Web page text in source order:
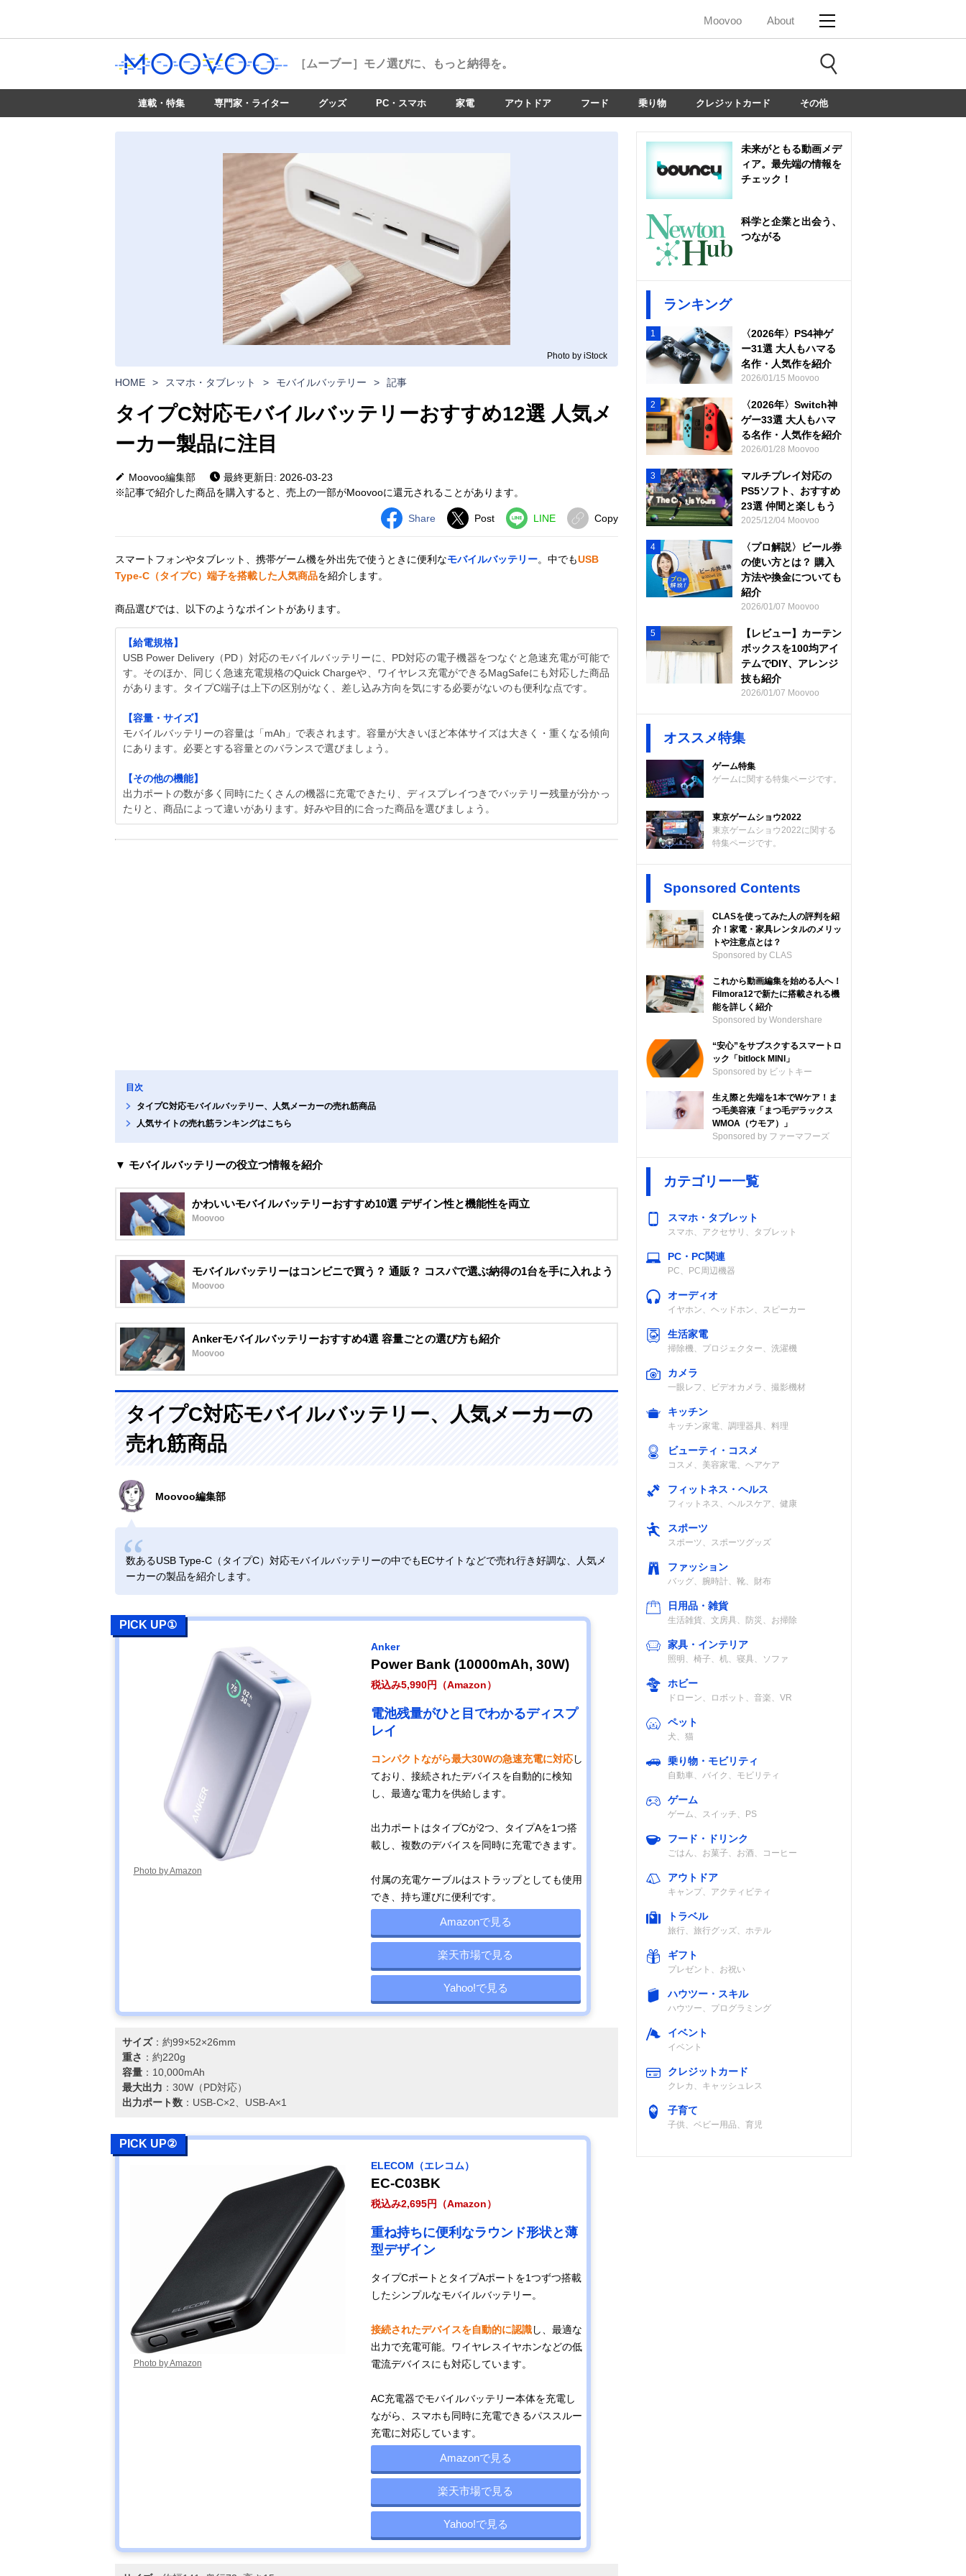
Moovoo About
［ムーブー］ モノ選びに、もっと納得を。
連載・特集 専門家・ライター グッズ PC・スマホ 家電 アウトドア フード 乗り物 クレジットカード その他
Photo by iStock
HOME > スマホ・タブレット > モバイルバッテリー > 記事
タイプC対応モバイルバッテリーおすすめ12選 人気メ
ーカー製品に注目
Moovoo編集部
最終更新日: 2026-03-23
※記事で紹介した商品を購入すると、売上の一部がMoovooに還元されることがあります。
Share Post LINE Copy
スマートフォンやタブレット、携帯ゲーム機を外出先で使うときに便利なモバイルバッテリー。中でもUSB
Type-C（タイプC）端子を搭載した人気商品を紹介します。
商品選びでは、以下のようなポイントがあります。
【給電規格】
USB Power Delivery（PD）対応のモバイルバッテリーに、PD対応の電子機器をつなぐと急速充電が可能で
す。そのほか、同じく急速充電規格のQuick Chargeや、ワイヤレス充電ができるMagSafeにも対応した商品
があります。タイプC端子は上下の区別がなく、差し込み方向を気にする必要がないのも便利な点です。
【容量・サイズ】
モバイルバッテリーの容量は「mAh」で表されます。容量が大きいほど本体サイズは大きく・重くなる傾向
にあります。必要とする容量とのバランスで選びましょう。
【その他の機能】
出力ポートの数が多く同時にたくさんの機器に充電できたり、ディスプレイつきでバッテリー残量が分かっ
たりと、商品によって違いがあります。好みや目的に合った商品を選びましょう。
目次
タイプC対応モバイルバッテリー、人気メーカーの売れ筋商品
人気サイトの売れ筋ランキングはこちら
▼ モバイルバッテリーの役立つ情報を紹介
かわいいモバイルバッテリーおすすめ10選 デザイン性と機能性を両立
Moovoo
モバイルバッテリーはコンビニで買う？ 通販？ コスパで選ぶ納得の1台を手に入れよう
Moovoo
Ankerモバイルバッテリーおすすめ4選 容量ごとの選び方も紹介
Moovoo
タイプC対応モバイルバッテリー、人気メーカーの
売れ筋商品
Moovoo編集部
数あるUSB Type-C（タイプC）対応モバイルバッテリーの中でもECサイトなどで売れ行き好調な、人気メ
ーカーの製品を紹介します。
PICK UP①
Photo by Amazon
Anker
Power Bank (10000mAh, 30W)
税込み5,990円（Amazon）
電池残量がひと目でわかるディスプ
レイ
コンパクトながら最大30Wの急速充電に対応し
ており、接続されたデバイスを自動的に検知
し、最適な電力を供給します。
出力ポートはタイプCが2つ、タイプAを1つ搭
載し、複数のデバイスを同時に充電できます。
付属の充電ケーブルはストラップとしても使用
でき、持ち運びに便利です。
Amazonで見る
楽天市場で見る
Yahoo!で見る
サイズ：約99×52×26mm
重さ ：約220g
容量：10,000mAh
最大出力 ：30W（PD対応）
出力ポート数：USB-C×2、USB-A×1
PICK UP②
Photo by Amazon
ELECOM（エレコム）
EC-C03BK
税込み2,695円（Amazon）
重ね持ちに便利なラウンド形状と薄
型デザイン
タイプCポートとタイプAポートを1つずつ搭載
したシンプルなモバイルバッテリー。
接続されたデバイスを自動的に認識し、最適な
出力で充電可能。ワイヤレスイヤホンなどの低
電流デバイスにも対応しています。
AC充電器でモバイルバッテリー本体を充電し
ながら、スマホも同時に充電できるパススルー
充電に対応しています。
Amazonで見る
楽天市場で見る
Yahoo!で見る
未来がともる動画メデ
ィア。最先端の情報を
チェック！
科学と企業と出会う、
つながる
ランキング
1
〈2026年〉PS4神ゲ
ー31選 大人もハマる
名作・人気作を紹介
2026/01/15 Moovoo
2
〈2026年〉Switch神
ゲー33選 大人もハマ
る名作・人気作を紹介
2026/01/28 Moovoo
3
マルチプレイ対応の
PS5ソフト、おすすめ
23選 仲間と楽しもう
2025/12/04 Moovoo
4
〈プロ解説〉ビール券
の使い方とは？ 購入
方法や換金についても
紹介
2026/01/07 Moovoo
5
【レビュー】カーテン
ボックスを100均アイ
テムでDIY、アレンジ
技も紹介
2026/01/07 Moovoo
オススメ特集
ゲーム特集
ゲームに関する特集ページです。
東京ゲームショウ2022
東京ゲームショウ2022に関する
特集ページです。
Sponsored Contents
CLASを使ってみた人の評判を紹
介！家電・家具レンタルのメリッ
トや注意点とは？
Sponsored by CLAS
これから動画編集を始める人へ！
Filmora12で新たに搭載される機
能を詳しく紹介
Sponsored by Wondershare
“安心”をサブスクするスマートロ
ック「bitlock MINI」
Sponsored by ビットキー
生え際と先端を1本でWケア！ま
つ毛美容液「まつ毛デラックス
WMOA（ウモア）」
Sponsored by ファーマフーズ
カテゴリー一覧
スマホ・タブレット
スマホ、アクセサリ、タブレット
PC・PC関連
PC、PC周辺機器
オーディオ
イヤホン、ヘッドホン、スピーカー
生活家電
掃除機、プロジェクター、洗濯機
カメラ
一眼レフ、ビデオカメラ、撮影機材
キッチン
キッチン家電、調理器具、料理
ビューティ・コスメ
コスメ、美容家電、ヘアケア
フィットネス・ヘルス
フィットネス、ヘルスケア、健康
スポーツ
スポーツ、スポーツグッズ
ファッション
バッグ、腕時計、靴、財布
日用品・雑貨
生活雑貨、文房具、防災、お掃除
家具・インテリア
照明、椅子、机、寝具、ソファ
ホビー
ドローン、ロボット、音楽、VR
ペット
犬、猫
乗り物・モビリティ
自動車、バイク、モビリティ
ゲーム
ゲーム、スイッチ、PS
フード・ドリンク
ごはん、お菓子、お酒、コーヒー
アウトドア
キャンプ、アクティビティ
トラベル
旅行、旅行グッズ、ホテル
ギフト
プレゼント、お祝い
ハウツー・スキル
ハウツー、プログラミング
イベント
イベント
クレジットカード
クレカ、キャッシュレス
子育て
子供、ベビー用品、育児